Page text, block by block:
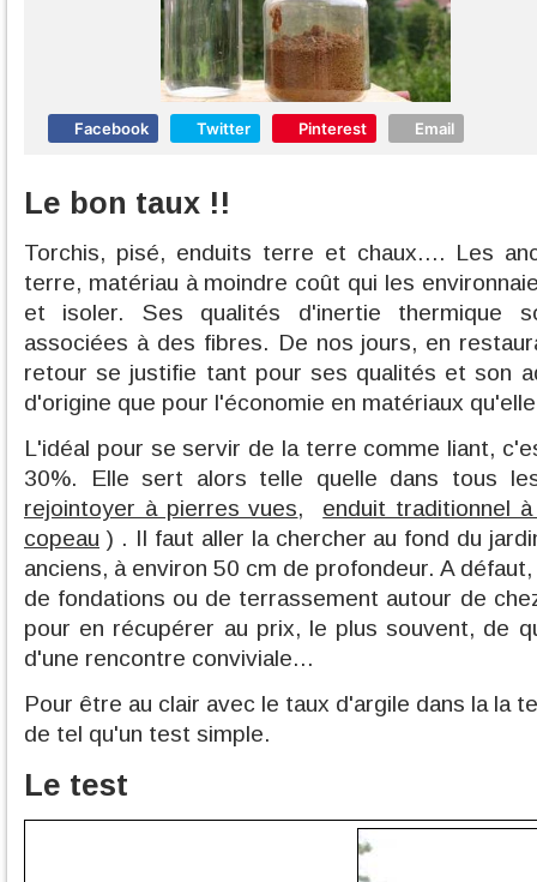
Facebook Twitter Pinterest Email
Le bon taux !!
Torchis, pisé, enduits terre et chaux.... Les
terre, matériau à moindre coût qui les
et isoler. Ses qualités d'inertie thermique
associées à des fibres. De nos jours, en
retour se justifie tant pour ses qualités et son
d'origine que pour l'économie en matériaux
L'idéal pour se servir de la terre comme liant,
30%. Elle sert alors telle quelle dans tous
rejointoyer à pierres vues, enduit traditionnel
copeau ) . Il faut aller la chercher au fond du
anciens, à environ 50 cm de profondeur. A
de fondations ou de terrassement autour de
pour en récupérer au prix, le plus souvent, de
d'une rencontre conviviale...
Pour être au clair avec le taux d'argile dans la la
de tel qu'un test simple.
Le test